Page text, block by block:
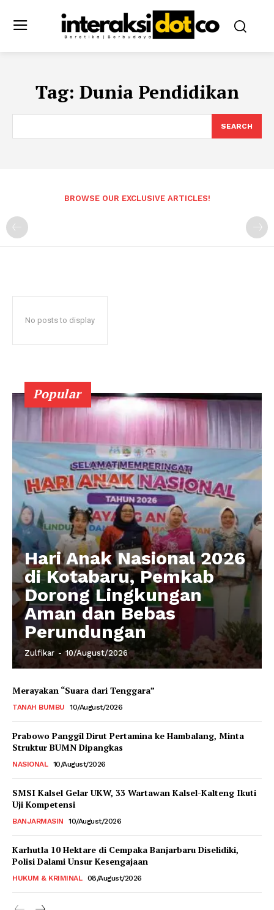
Tag: Dunia Pendidikan
SEARCH
BROWSE OUR EXCLUSIVE ARTICLES!
No posts to display
Popular
Hari Anak Nasional 2026
di Kotabaru, Pemkab
Dorong Lingkungan
Aman dan Bebas
Perundungan
Zulfikar - 10/August/2026
Merayakan “Suara dari Tenggara”
TANAH BUMBU 10/August/2026
Prabowo Panggil Dirut Pertamina ke Hambalang, Minta
Struktur BUMN Dipangkas
NASIONAL 10/August/2026
SMSI Kalsel Gelar UKW, 33 Wartawan Kalsel-Kalteng Ikuti
Uji Kompetensi
BANJARMASIN 10/August/2026
Karhutla 10 Hektare di Cempaka Banjarbaru Diselidiki,
Polisi Dalami Unsur Kesengajaan
HUKUM & KRIMINAL 08/August/2026